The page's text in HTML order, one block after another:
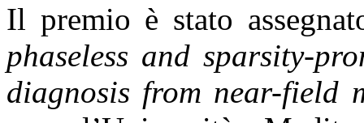
Il premio è stato
phaseless and sparsity-
diagnosis from near-field